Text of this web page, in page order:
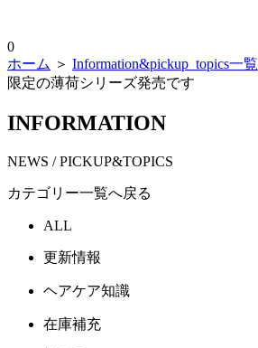
0
ホーム ＞ Information&pickup_topics一覧
限定の薄荷シリーズ発売です
INFORMATION
NEWS / PICKUP&TOPICS
カテゴリー一覧へ戻る
ALL
更新情報
ヘアケア知識
在庫補充